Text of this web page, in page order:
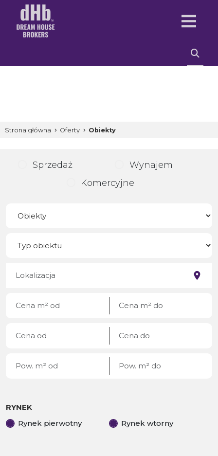
Strona główna Oferty Obiekty
Sprzedaż
Wynajem
Komercyjne
RYNEK
Rynek pierwotny
Rynek wtorny